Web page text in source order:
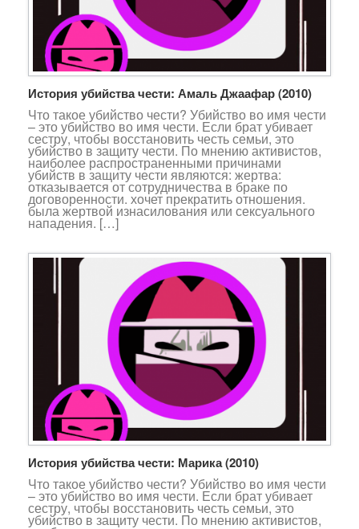
История убийства чести: Амаль Джаафар (2010)
Что такое убийство чести? Убийство во имя чести
– это убийство во имя чести. Если брат убивает
сестру, чтобы восстановить честь семьи, это
убийство в защиту чести. По мнению активистов,
наиболее распространенными причинами
убийств в защиту чести являются: жертва:
отказывается от сотрудничества в браке по
договоренности. хочет прекратить отношения.
была жертвой изнасилования или сексуального
нападения. […]
История убийства чести: Марика (2010)
Что такое убийство чести? Убийство во имя чести
– это убийство во имя чести. Если брат убивает
сестру, чтобы восстановить честь семьи, это
убийство в защиту чести. По мнению активистов,